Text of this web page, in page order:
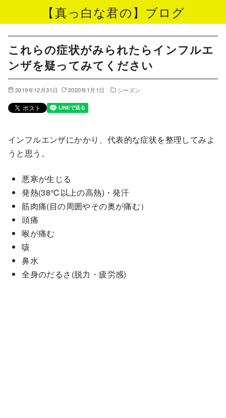
【真っ白な君の】ブログ
これらの症状がみられたらインフルエ
ンザを疑ってみてください
2019年12月31日 2020年1月1日 シーズン
インフルエンザにかかり、代表的な症状を整理してみよ
うと思う。
悪寒が生じる
発熱(38℃以上の高熱)・発汗
筋肉痛(目の周囲やその奥が痛む）
頭痛
喉が痛む
咳
鼻水
全身のだるさ(脱力・疲労感)